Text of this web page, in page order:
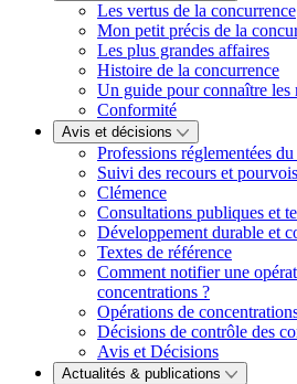
Les vertus de la concurrence
Mon petit précis de la
Les plus grandes affaires
Histoire de la concurrence
Un guide pour connaître les
Conformité
Avis et décisions
Professions réglementées
Suivi des recours et pourvois
Clémence
Consultations publiques et
Développement durable et
Textes de référence
Comment notifier une
concentrations ?
Opérations de
Décisions de contrôle des
Avis et Décisions
Actualités & publications